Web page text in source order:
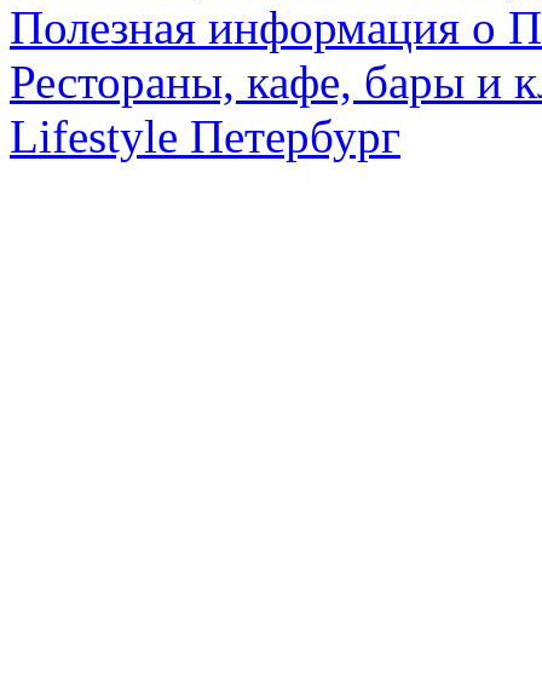
Полезная информация о
Рестораны, кафе, бары и
Lifestyle Петербург